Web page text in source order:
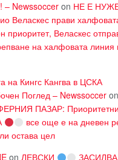
– Newssoccer on НЕ Е
Веласкес прави
приоритет, Веласкес
на халфовата линия
на Кингс Кангва в ЦСКА
Поглед – Newssocceron
ПАЗАР:
все още е на дневен
остава цел
on ЛЕВСКИ
ЗАСИЛВА